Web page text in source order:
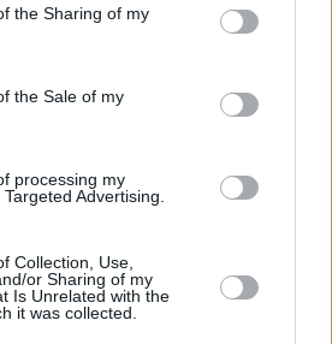
usage behaviour. You may click to
Google and its third-party tags to
specified purposes in below Google
the Sharing of my
the Sale of my
processing my
Advertising.
Collection, Use,
or Sharing of my
Is Unrelated with the
it was collected.
η
– Η νέα
πλαζ της
όπου